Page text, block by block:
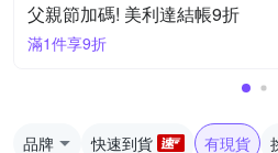
父親節加碼! 美利達結帳9折
滿1件享9折
品牌 快速到貨 有現貨